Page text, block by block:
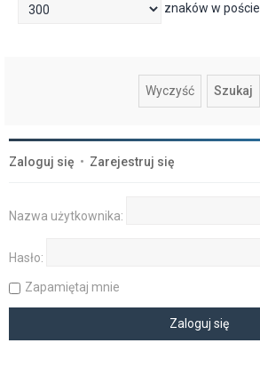
znaków w poście
Zaloguj się • Zarejestruj się
Nazwa użytkownika:
Hasło:
Zapamiętaj mnie